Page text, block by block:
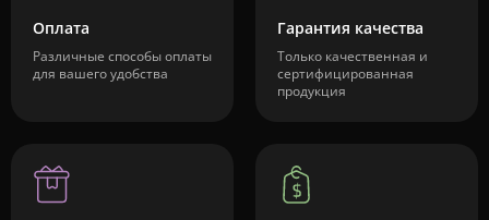
Оплата
Различные способы оплаты
для вашего удобства
Гарантия качества
Только качественная и
сертифицированная
продукция